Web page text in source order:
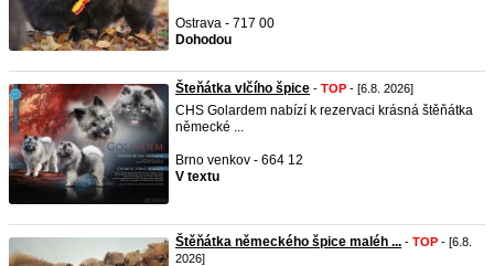
Ostrava - 717 00
Dohodou
Šteňátka vlčího špice - TOP - [6.8. 2026]
CHS Golardem nabízí k rezervaci krásná štěňátka
německé ...
Brno venkov - 664 12
V textu
Štěňátka německého špice maléh ... - TOP - [6.8.
2026]